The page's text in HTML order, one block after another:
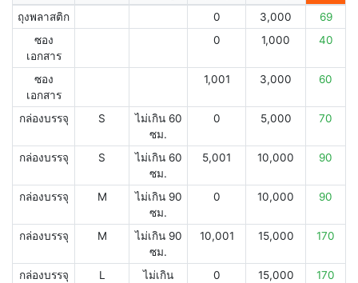
ถุงพลาสติก
0 3,000
69
ซอง
เอกสาร
0 1,000 40
ซอง
เอกสาร
1,001 3,000 60
กล่องบรรจุ S
ไม่เกิน 60
ซม.
0 5,000 70
กล่องบรรจุ S
ไม่เกิน 60
ซม.
5,001 10,000 90
กล่องบรรจุ M
ไม่เกิน 90
ซม.
0 10,000 90
กล่องบรรจุ M
ไม่เกิน 90
ซม.
10,001 15,000 170
กล่องบรรจุ L
ไม่เกิน
0 15,000 170